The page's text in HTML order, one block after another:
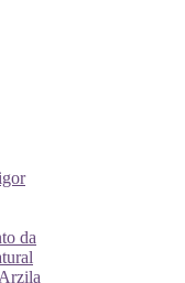
da